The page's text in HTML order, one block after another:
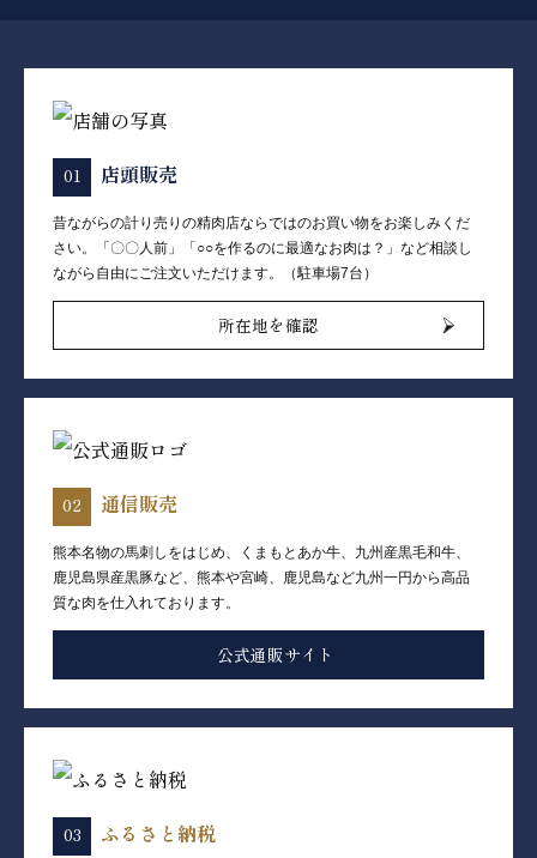
店頭販売
昔ながらの計り売りの精肉店ならではのお買い物をお楽しみくだ
さい。「〇〇人前」「○○を作るのに最適なお肉は？」など相談し
ながら自由にご注文いただけます。（駐車場7台）
所在地を確認
通信販売
熊本名物の馬刺しをはじめ、くまもとあか牛、九州産黒毛和牛、
鹿児島県産黒豚など、熊本や宮崎、鹿児島など九州一円から高品
質な肉を仕入れております。
公式通販サイト
ふるさと納税